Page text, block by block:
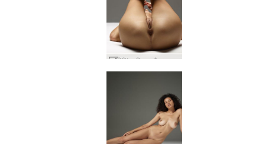
मेलिंडा बिस्तर फैलता है #37